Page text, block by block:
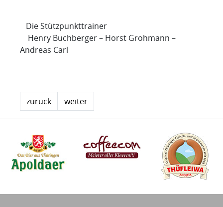
Die Stützpunkttrainer
Henry Buchberger – Horst Grohmann –
Andreas Carl
zurück weiter